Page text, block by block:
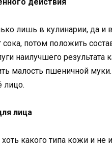
лишь в кулинарии, да и
сока, потом положить
наилучшего
малость пшеничной
лицо.
лица
какого типа кожи и не